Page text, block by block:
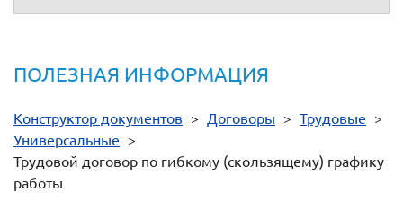
ПОЛЕЗНАЯ ИНФОРМАЦИЯ
Конструктор документов > Договоры > Трудовые >
Универсальные >
Трудовой договор по гибкому (скользящему) графику
работы